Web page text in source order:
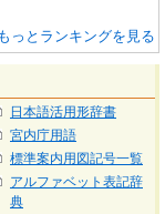
っとランキングを見る
日本語活用形辞書
宮内庁用語
標準案内用図記号一覧
アルファベット表記辞
典